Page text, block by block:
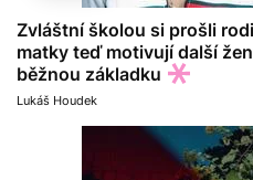
Zvláštní školou si prošli
matky teď motivují další
běžnou základku
Lukáš Houdek